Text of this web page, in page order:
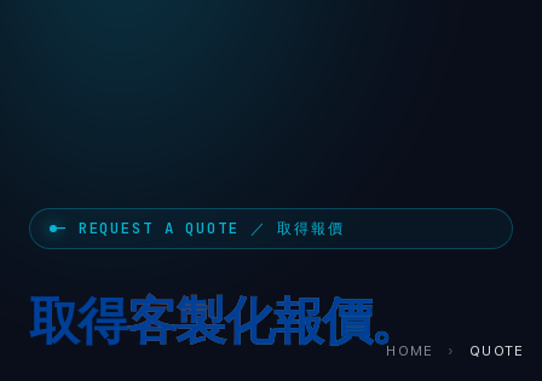
HOME › QUOTE
— REQUEST A QUOTE ／ 取得報價
取得客製化報價。